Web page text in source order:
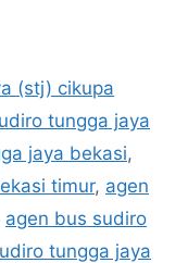
(stj) cikupa
tungga jaya
jaya bekasi,
timur, agen
agen bus sudiro
tungga jaya